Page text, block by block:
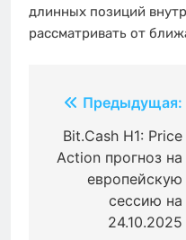
длинных позиций
рассматривать от
Навигация
по
записям
Предыдущая:
Bit.Cash H1: Price
Action прогноз на
европейскую
сессию на
24.10.2025